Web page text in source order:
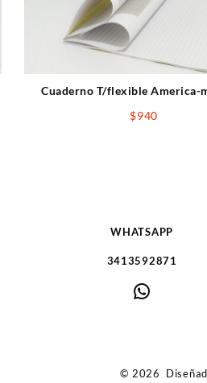
Cuaderno T/flexible America-
$940
WHATSAPP
3413592871
© 2026